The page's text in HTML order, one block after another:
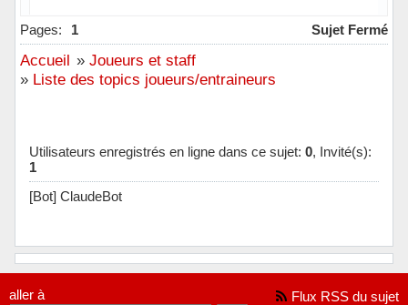
Hors ligne
Pages: 1 Sujet Fermé
Accueil » Joueurs et staff
» Liste des topics joueurs/entraineurs
Utilisateurs enregistrés en ligne dans ce sujet: 0, Invité(s):
1
[Bot] ClaudeBot
aller à Flux RSS du sujet